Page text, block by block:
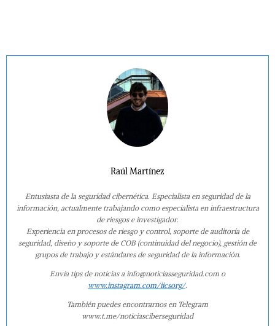
Raúl Martínez
Entusiasta de la seguridad cibernética. Especialista en seguridad de la
información, actualmente trabajando como especialista en infraestructura
de riesgos e investigador.
Experiencia en procesos de riesgo y control, soporte de auditoría de
seguridad, diseño y soporte de COB (continuidad del negocio), gestión de
grupos de trabajo y estándares de seguridad de la información.
Envía tips de noticias a info@noticiasseguridad.com o
www.instagram.com/iicsorg/.
También puedes encontrarnos en Telegram
www.t.me/noticiasciberseguridad